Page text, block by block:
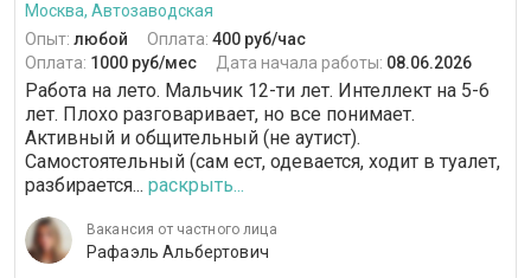
Москва, Автозаводская
Опыт: любой Оплата: 400 руб/час
Оплата: 1000 руб/мес Дата начала работы: 08.06.2026
Работа на лето. Мальчик 12-ти лет. Интеллект на 5-6
лет. Плохо разговаривает, но все понимает.
Активный и общительный (не аутист).
Самостоятельный (сам ест, одевается, ходит в туалет,
разбирается... раскрыть...
Вакансия от частного лица
Рафаэль Альбертович